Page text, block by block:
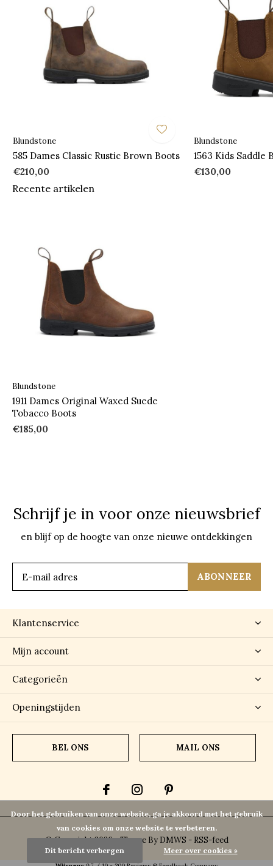
Blundstone
585 Dames Classic Rustic Brown Boots
€210,00
Blundstone
1563 Kids Saddle
€130,00
Recente artikelen
Blundstone
1911 Dames Original Waxed Suede
Tobacco Boots
€185,00
Schrijf je in voor onze nieuwsbrief
en blijf op de hoogte van onze nieuwe ontdekkingen
ABONNEER
Klantenservice
Mijn account
Categorieën
Openingstijden
BEL ONS MAIL ONS
© Copyright2026- Theme By DMWS - RSS-feed
Door het gebruiken van onze website, ga je akkoord met het gebruik
van cookies om onze website te verbeteren.
Dit bericht verbergen Meer over cookies »